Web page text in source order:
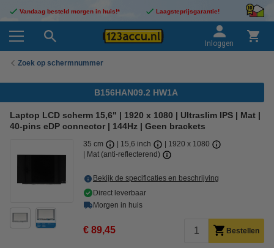
Vandaag besteld morgen in huis!* Laagsteprijsgarantie!
Inloggen
Zoek op schermnummer
B156HAN09.2 HW1A
Laptop LCD scherm 15,6" | 1920 x 1080 | Ultraslim IPS | Mat |
40-pins eDP connector | 144Hz | Geen brackets
35 cm 15,6 inch
1920 x 1080
Mat (anti-reflecterend)
Bekijk de specificaties en beschrijving
Direct leverbaar
Morgen in huis
€ 89,45 Bestellen